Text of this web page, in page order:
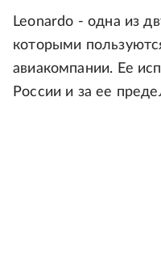
Leonardo - одна из
которыми
авиакомпании. Ее
России и за ее